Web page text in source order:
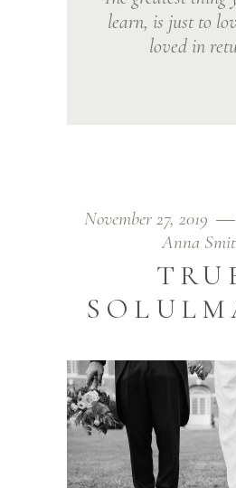
learn, is just to
loved in
November 27, 2019
Anna